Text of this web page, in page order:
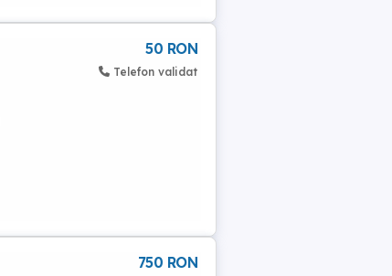
50 RON
Telefon validat
750 RON